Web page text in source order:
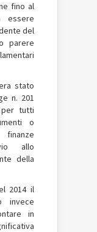
fino al
essere
del
parere
stato
n. 201
tutti
o
allo
della
2014 il
invece
in